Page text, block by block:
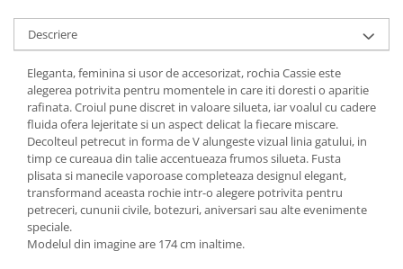
Descriere
Eleganta, feminina si usor de accesorizat, rochia Cassie este
alegerea potrivita pentru momentele in care iti doresti o aparitie
rafinata. Croiul pune discret in valoare silueta, iar voalul cu cadere
fluida ofera lejeritate si un aspect delicat la fiecare miscare.
Decolteul petrecut in forma de V alungeste vizual linia gatului, in
timp ce cureaua din talie accentueaza frumos silueta. Fusta
plisata si manecile vaporoase completeaza designul elegant,
transformand aceasta rochie intr-o alegere potrivita pentru
petreceri, cununii civile, botezuri, aniversari sau alte evenimente
speciale.
Modelul din imagine are 174 cm inaltime.